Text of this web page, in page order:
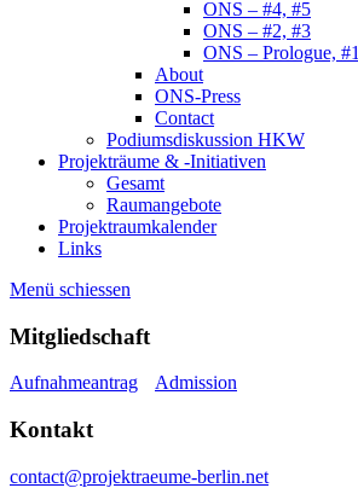
ONS – #4, #5
ONS – #2, #3
ONS – Prologue, #1
About
ONS-Press
Contact
Podiumsdiskussion HKW
Projekträume & -Initiativen
Gesamt
Raumangebote
Projektraumkalender
Links
Menü schiessen
Mitgliedschaft
Aufnahmeantrag Admission
Kontakt
contact@projektraeume-berlin.net